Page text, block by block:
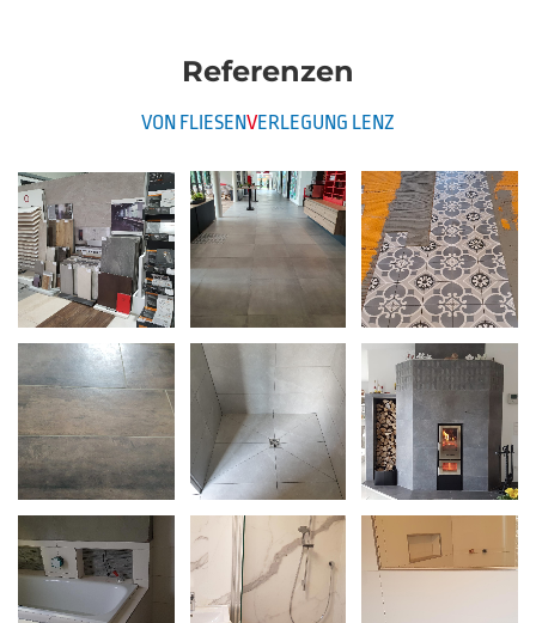
Referenzen
VON FLIESENVERLEGUNG LENZ